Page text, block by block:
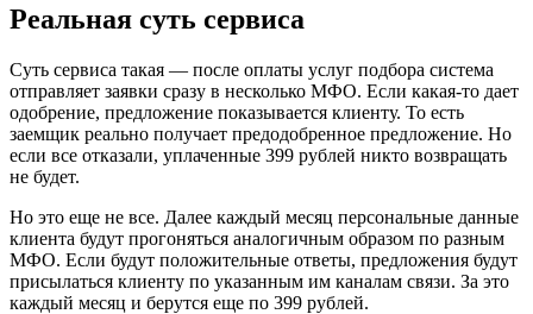
Реальная суть сервиса
Суть сервиса такая — после оплаты услуг подбора система
отправляет заявки сразу в несколько МФО. Если какая-то дает
одобрение, предложение показывается клиенту. То есть
заемщик реально получает предодобренное предложение. Но
если все отказали, уплаченные 399 рублей никто возвращать
не будет.
Но это еще не все. Далее каждый месяц персональные данные
клиента будут прогоняться аналогичным образом по разным
МФО. Если будут положительные ответы, предложения будут
присылаться клиенту по указанным им каналам связи. За это
каждый месяц и берутся еще по 399 рублей.